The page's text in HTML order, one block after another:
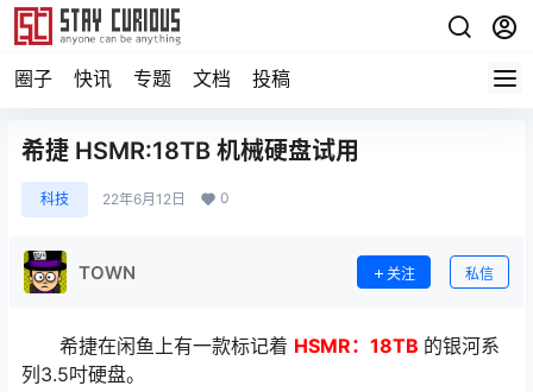
圈子 快讯 专题 文档 投稿
希捷 HSMR:18TB 机械硬盘试用
科技 22年6月12日 0
TOWN 关注 私信
希捷在闲鱼上有一款标记着 HSMR：18TB 的银河系
列3.5吋硬盘。